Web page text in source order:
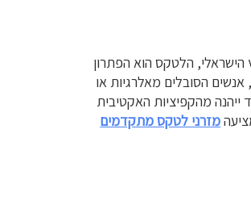
הישראלי, הלטקס הוא הפתרון
הסובלים מאלרגיות או
מהקפיציות האקטיבית
מזרני לטקס מתקדמים